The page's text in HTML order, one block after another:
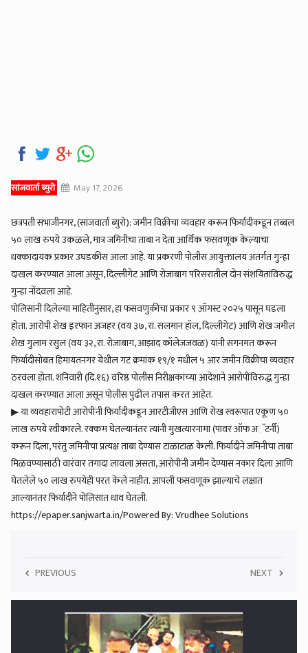
सांजवार्ता ब्युरो May 17, 2026
छत्रपती संभाजीनगर, (सांजवार्ता ब्युरो): जमीन विक्रीचा व्यवहार करून फिर्यादीकडून तब्बल
५० लाख रुपये उकळले, मात्र जमिनीचा ताबा न देता आर्थिक फसवणूक केल्याचा
धक्कादायक प्रकार उघडकीस आला आहे. या प्रकरणी पोलीस आयुक्तालय अंतर्गत गुन्हा
दाखल करण्यात आला असून, दिल्लीगेट आणि रोजाबाग परिसरातील दोन संशयितांविरुद्ध
गुन्हा नोंदवला आहे.
पोलिसांनी दिलेल्या माहितीनुसार, हा फसवणुकीचा प्रकार ९ ऑगस्ट २०२५ पासून घडला
होता. आरोपी शेख इरफान अजहर (वय ३७, रा. सलमान हॉल, दिल्लीगेट) आणि शेख जमील
शेख गुलाम रसुल (वय ३२, रा. रोजाबाग, आझाद कॉलेजजवळ) यांनी संगनमत करून
फिर्यादीसोबत हिमायतनगर येथील गट क्रमांक १९/१ मधील ५ आर जमीन विक्रीचा व्यवहार
ठरवला होता. शनिवारी (दि.१६) वरिष्ठ पोलीस निरीक्षकांच्या आदेशाने आरोपींविरुद्ध गुन्हा
दाखल करण्यात आला असून पोलीस पुढील तपास करत आहेत.
▶ या व्यवहारापोटी आरोपींनी फिर्यादीकडून आरटीजीएस आणि रोख स्वरूपात एकूण ५०
लाख रुपये स्वीकारले. रक्कम घेतल्यानंतर त्यांनी मुखत्यारनामा (पावर ऑफ अॅटर्नी)
करून दिला, परंतु जमिनीचा प्रत्यक्ष ताबा देण्यास टाळाटाळ केली. फिर्यादीने जमिनीचा ताबा
मिळवण्यासाठी वारंवार तगादा लावला असता, आरोपींनी जमीन देण्यास नकार दिला आणि
घेतलेले ५० लाख रुपयेही परत केले नाहीत. आपली फसवणूक झाल्याचे लक्षात
आल्यानंतर फिर्यादीने पोलिसांत धाव घेतली.
https://epaper.sanjwarta.in/Powered By: Vrudhee Solutions
PREVIOUS NEXT